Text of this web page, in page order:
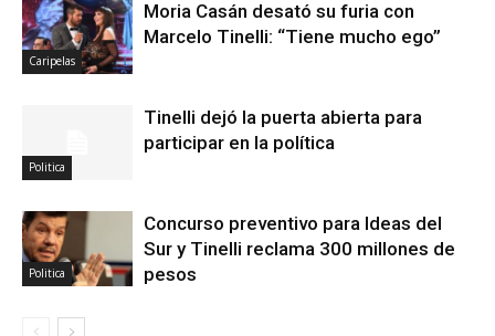
Caripelas
Moria Casán desató su furia con
Marcelo Tinelli: “Tiene mucho ego”
Politica
Tinelli dejó la puerta abierta para
participar en la política
Politica
Concurso preventivo para Ideas del
Sur y Tinelli reclama 300 millones de
pesos